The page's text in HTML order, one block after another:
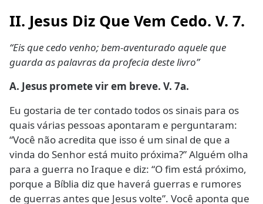
II. Jesus Diz Que Vem Cedo. V. 7.
“Eis que cedo venho; bem-aventurado aquele que
guarda as palavras da profecia deste livro”
A. Jesus promete vir em breve. V. 7a.
Eu gostaria de ter contado todos os sinais para os
quais várias pessoas apontaram e perguntaram:
“Você não acredita que isso é um sinal de que a
vinda do Senhor está muito próxima?” Alguém olha
para a guerra no Iraque e diz: “O fim está próximo,
porque a Bíblia diz que haverá guerras e rumores
de guerras antes que Jesus volte”. Você aponta que